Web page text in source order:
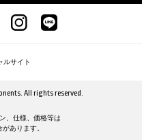
ルサイト
All rights reserved.
、仕様、価格等は
あります。